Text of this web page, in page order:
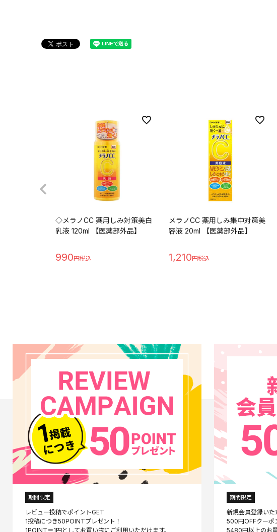
◇メラノCC 薬用しみ対策美白
乳液 120ml 【医薬部外品】
990
メラノCC 薬用しみ集中対策美
容液 20ml 【医薬部外品】
1,210
期間限定
レビュー投稿でポイントGET
1投稿につき50POINTプレゼント！
期間限定
新規会員登録い
500円OFFクーポ